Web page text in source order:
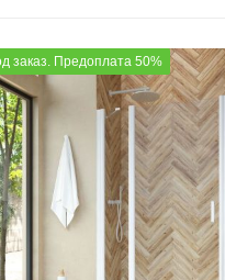
заказ. Предоплата 50%